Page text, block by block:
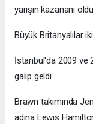
yarışın kazananı oldu.
Büyük Britanyalılar
İstanbul'da 2009 ve
galip geldi.
Brawn takımında
adına Lewis